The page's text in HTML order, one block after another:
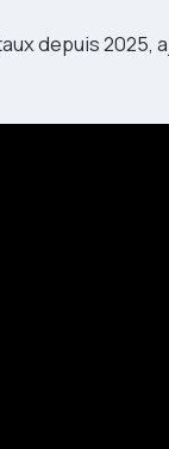
depuis 2025,